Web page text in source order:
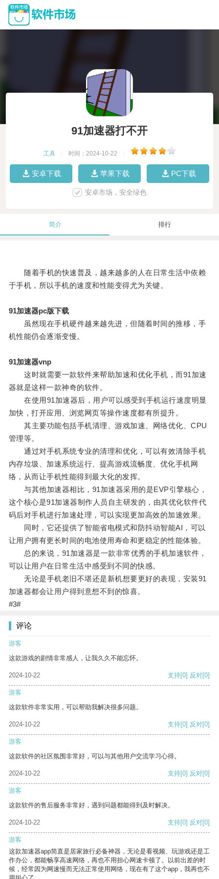
91加速器打不开
工具 时间：2024-10-22
安卓下载 苹果下载 PC下载
安卓市场，安全绿色
简介 排行
随着手机的快速普及，越来越多的人在日常生活中依赖
于手机，所以手机的速度和性能变得尤为关键。
91加速器pc版下载
虽然现在手机硬件越来越先进，但随着时间的推移，手
机性能仍会逐渐变慢。
91加速器vnp
这时就需要一款软件来帮助加速和优化手机，而91加速
器就是这样一款神奇的软件。
在使用91加速器后，用户可以感受到手机运行速度明显
加快，打开应用、浏览网页等操作速度都有所提升。
其主要功能包括手机清理、游戏加速、网络优化、CPU
管理等。
通过对手机系统专业的清理和优化，可以有效清除手机
内存垃圾、加速系统运行、提高游戏流畅度、优化手机网
络，从而让手机性能得到最大化的发挥。
与其他加速器相比，91加速器采用的是EVP引擎核心，
这个核心是91加速器制作人员自主研发的，由其优化软件代
码后对手机进行加速处理，可以实现更加高效的加速效果。
同时，它还提供了智能省电模式和防抖动智能AI，可以
让用户拥有更长时间的电池使用寿命和更稳定的性能体验。
总的来说，91加速器是一款非常优秀的手机加速软件，
可以让用户在日常生活中感受到不同的快感。
无论是手机老旧不堪还是新机想要更好的表现，安装91
加速器都会让用户得到意想不到的惊喜。
#3#
评论
游客
这款游戏的剧情非常感人，让我久久不能忘怀。
2024-10-22 支持[0] 反对[0]
游客
这款软件非常实用，可以帮助我解决很多问题。
2024-10-22 支持[0] 反对[0]
游客
这款软件的社区氛围非常好，可以与其他用户交流学习心得。
2024-10-22 支持[0] 反对[0]
游客
这款软件的售后服务非常好，遇到问题都能得到及时解决。
2024-10-22 支持[0] 反对[0]
游客
这款加速器app简直是居家旅行必备神器，无论是看视频、玩游戏还是工
作办公，都能畅享高速网络，再也不用担心网速卡顿了。以前出差的时
候，经常因为网速慢而无法正常使用网络，现在有了这个app，我再也不